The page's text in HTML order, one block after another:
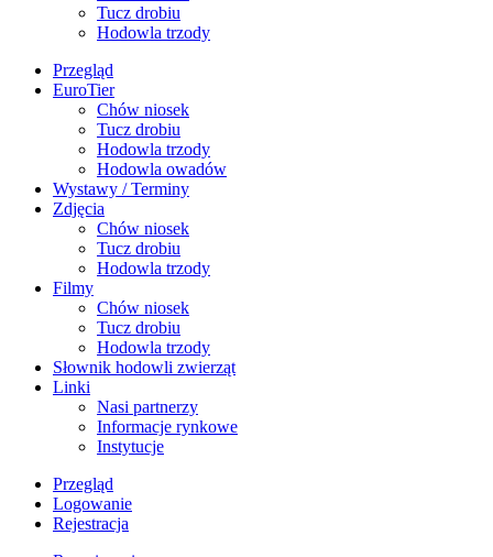
Tucz drobiu
Hodowla trzody
Przegląd
EuroTier
Chów niosek
Tucz drobiu
Hodowla trzody
Hodowla owadów
Wystawy / Terminy
Zdjęcia
Chów niosek
Tucz drobiu
Hodowla trzody
Filmy
Chów niosek
Tucz drobiu
Hodowla trzody
Słownik hodowli zwierząt
Linki
Nasi partnerzy
Informacje rynkowe
Instytucje
Przegląd
Logowanie
Rejestracja